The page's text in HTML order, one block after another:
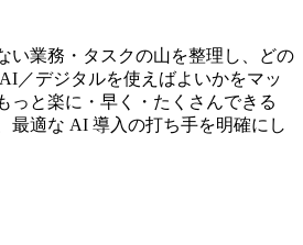
い業務・タスクの山を整理し、どの
／デジタルを使えばよいかをマッ
っと楽に・早く・たくさんできる
最適な AI 導入の打ち手を明確にし